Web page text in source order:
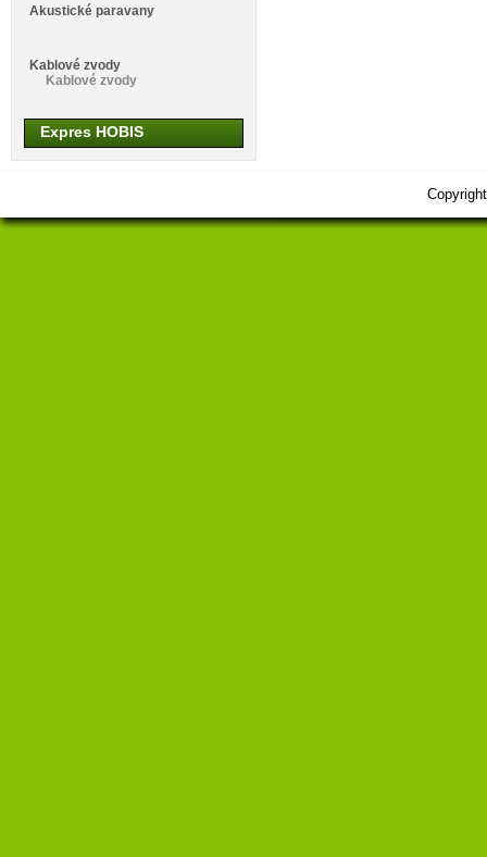
Akustické paravany
Kablové zvody
Kablové zvody
Expres HOBIS